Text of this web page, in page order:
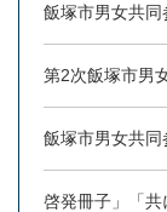
飯塚市男女共
第2次飯塚市男
飯塚市男女共
啓発冊子」「共